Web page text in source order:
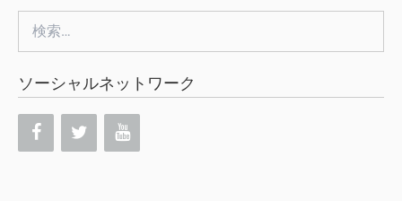
索:
ソーシャルネットワーク